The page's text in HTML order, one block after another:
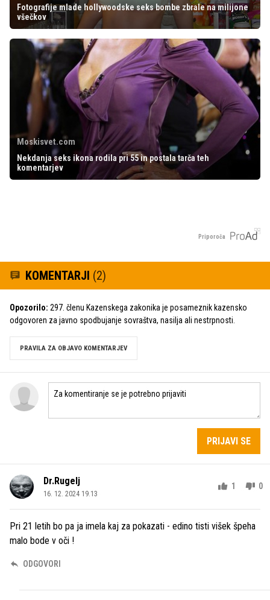
Fotografije mlade hollywoodske seks bombe zbrale na milijone
všečkov
Moskisvet.com
Nekdanja seks ikona rodila pri 55 in postala tarča teh
komentarjev
Priporoča
KOMENTARJI (2)
Opozorilo: 297. členu Kazenskega zakonika je posameznik kazensko
odgovoren za javno spodbujanje sovraštva, nasilja ali nestrpnosti.
PRAVILA ZA OBJAVO KOMENTARJEV
PRIJAVI SE
Dr.Rugelj
16. 12. 2024 19.13
1 0
Pri 21 letih bo pa ja imela kaj za pokazati - edino tisti višek špeha
malo bode v oči !
ODGOVORI